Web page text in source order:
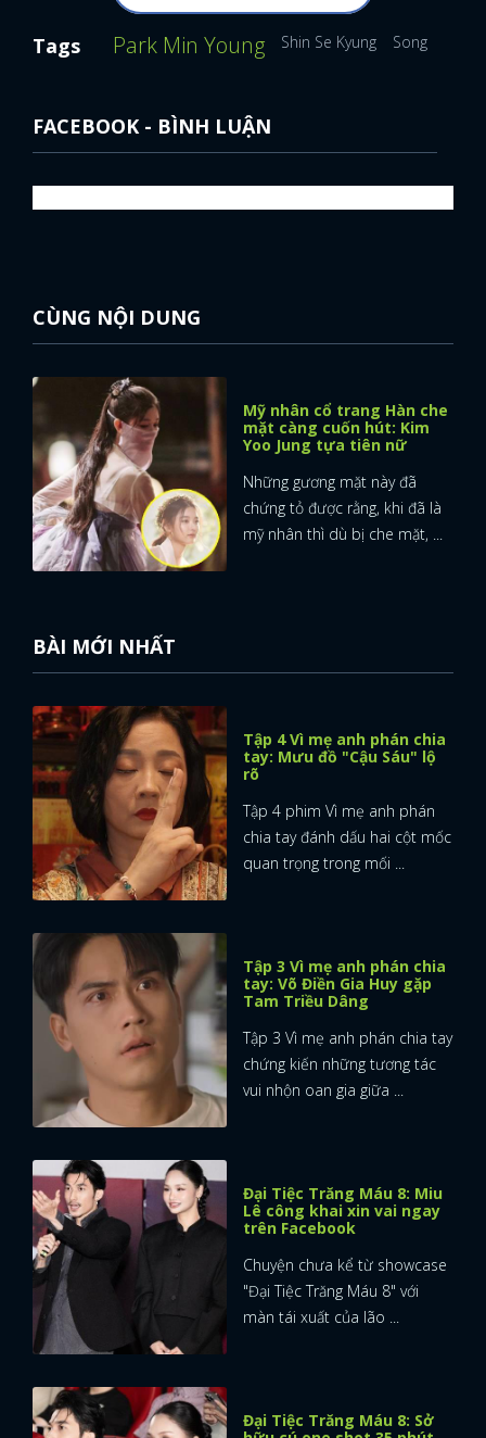
Tags Park Min Young Shin Se Kyung Song Hye Kyo
FACEBOOK - BÌNH LUẬN
CÙNG NỘI DUNG
Mỹ nhân cổ trang Hàn che
mặt càng cuốn hút: Kim
Yoo Jung tựa tiên nữ
Những gương mặt này đã
chứng tỏ được rằng, khi đã là
mỹ nhân thì dù bị che mặt, ...
BÀI MỚI NHẤT
Tập 4 Vì mẹ anh phán chia
tay: Mưu đồ "Cậu Sáu" lộ
rõ
Tập 4 phim Vì mẹ anh phán
chia tay đánh dấu hai cột mốc
quan trọng trong mối ...
Tập 3 Vì mẹ anh phán chia
tay: Võ Điền Gia Huy gặp
Tam Triều Dâng
Tập 3 Vì mẹ anh phán chia tay
chứng kiến những tương tác
vui nhộn oan gia giữa ...
Đại Tiệc Trăng Máu 8: Miu
Lê công khai xin vai ngay
trên Facebook
Chuyện chưa kể từ showcase
"Đại Tiệc Trăng Máu 8" với
màn tái xuất của lão ...
Đại Tiệc Trăng Máu 8: Sở